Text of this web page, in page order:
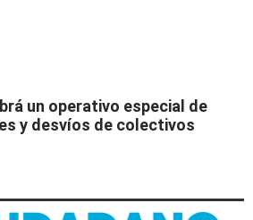
un operativo especial de
y desvíos de colectivos